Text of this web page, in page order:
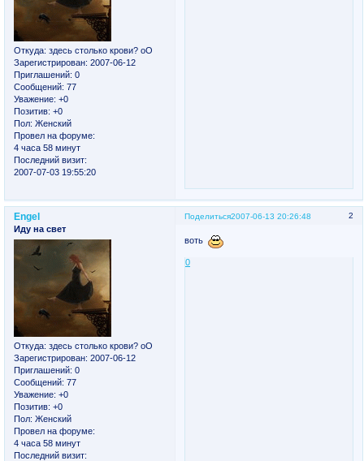
Откуда: здесь столько крови? оО
Зарегистрирован: 2007-06-12
Приглашений: 0
Сообщений: 77
Уважение: +0
Позитив: +0
Пол: Женский
Провел на форуме:
4 часа 58 минут
Последний визит:
2007-07-03 19:55:20
Поделиться 2
2007-06-13 20:26:48
Engel
Иду на свет
Откуда: здесь столько крови? оО
Зарегистрирован: 2007-06-12
Приглашений: 0
Сообщений: 77
Уважение: +0
Позитив: +0
Пол: Женский
Провел на форуме:
4 часа 58 минут
Последний визит:
воть
0